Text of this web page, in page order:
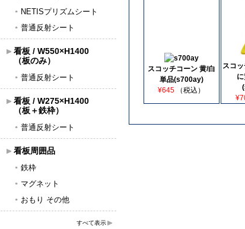
NETISプリズムシート
普通反射シート
看板 / W550×H1400
（板のみ）
普通反射シート
看板 / W275×H1400
（板＋鉄枠）
普通反射シート
看板周囲品
鉄枠
マグネット
おもり その他
すべて表示
スコッチコーン 黄/白
単品(s700ay)
¥645
（税込）
スコ